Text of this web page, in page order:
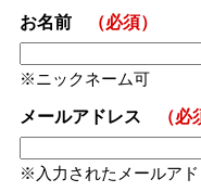
お名前 （必須）
ニックネーム可
メールアドレス （必
入力されたメールア